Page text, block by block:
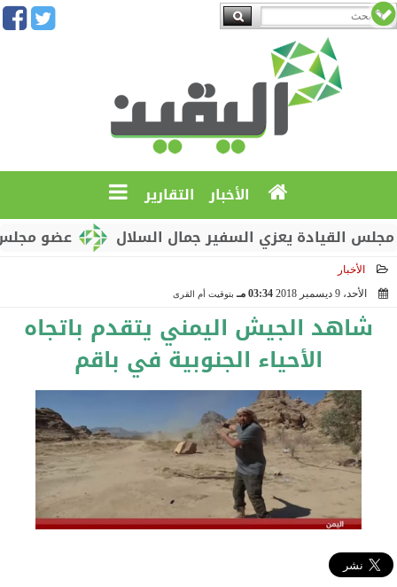
الأخبار التقارير
عضو مجلس
يعزي السفير جمال السلال
الأخبار
الأحد، 9 ديسمبر 2018
03:34 مـ بتوقيت أم القرى
2018-12-09 15:34:09شاهد الجيش اليمني يتقدم باتجاه
الأحياء الجنوبية في باقم